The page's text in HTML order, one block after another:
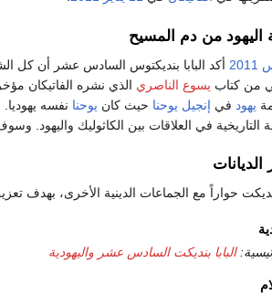
اليهود من دم المسيح
2011 أكد البابا بنديكتوس السادس عشر أن
من كتاب يسوع الناصري الذي نشره الفاتيكان
يهود في إنجيل يوحنا حيث كان يوحنا نفسه
التاريخية في العلاقات بين الكاثوليك واليهود.
الديانات
حواراً مع الجماعات الدينية الأخرى، بهدف
البابا بنديكت السادس عشر واليهودية